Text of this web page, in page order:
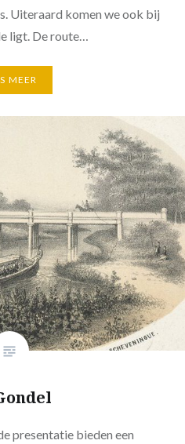
Uiteraard komen we ook bij
ligt. De route…
MEER
presentatie bieden een